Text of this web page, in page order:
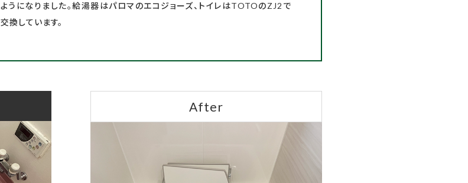
ようになりました。給湯器はパロマのエコジョーズ、トイレはTOTOのZJ2で
交換しています。
After